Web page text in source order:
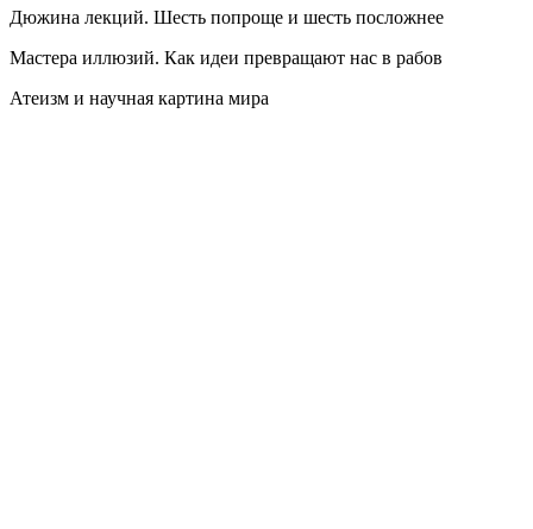
Дюжина лекций. Шесть попроще и шесть посложнее
Мастера иллюзий. Как идеи превращают нас в рабов
Атеизм и научная картина мира